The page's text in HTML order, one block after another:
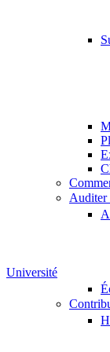
Auditer
Université